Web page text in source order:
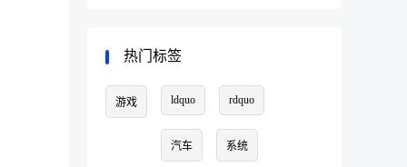
热门标签
游戏 ldquo rdquo
汽车 系统